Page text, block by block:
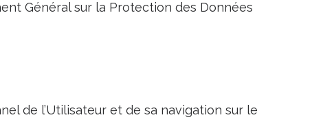
Général sur la Protection des Données
de l’Utilisateur et de sa navigation sur le